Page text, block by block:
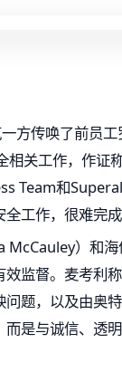
方传唤了前员工
关工作，作证
Team和
工作，很难完
）和
监督。麦考利
题，以及由奥
是与诚信、透